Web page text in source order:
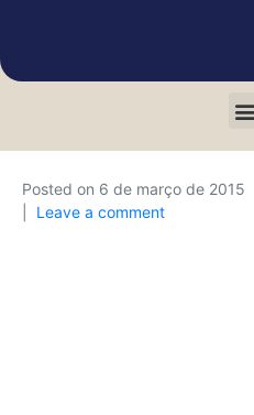
Posted on 6 de março de 2015
Leave a comment